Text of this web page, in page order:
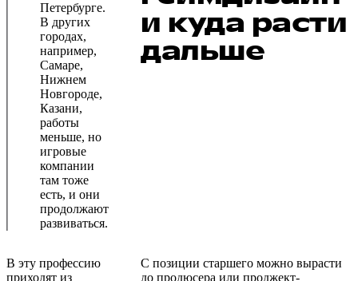
Петербурге.
В других
городах,
например,
Самаре,
Нижнем
Новгороде,
Казани,
работы
меньше, но
игровые
компании
там тоже
есть, и они
продолжают
развиваться.
и куда расти
дальше
В эту профессию
приходят из
С позиции старшего можно вырасти
до продюсера или проджект-